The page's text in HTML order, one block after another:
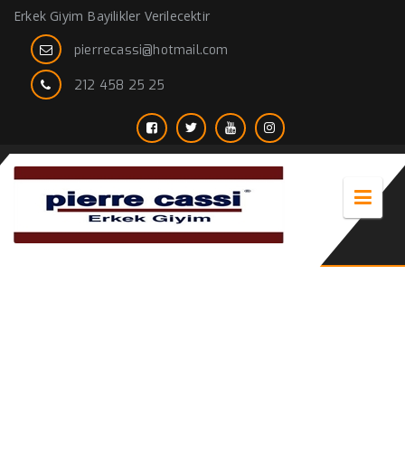
Erkek Giyim Bayilikler Verilecektir
pierrecassi@hotmail.com
212 458 25 25